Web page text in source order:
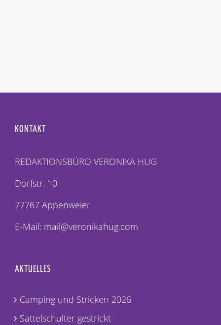
KONTAKT
REDAKTIONSBÜRO VERONIKA HUG
Dorfstr. 10
77767 Appenweier
E-Mail: mail@veronikahug.com
AKTUELLES
Camping und Stricken 2026
Sattelschulter gestrickt